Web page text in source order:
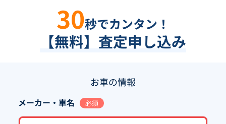
30秒でカンタン！
【無料】査定申し込み
お車の情報
メーカー・車名 必須